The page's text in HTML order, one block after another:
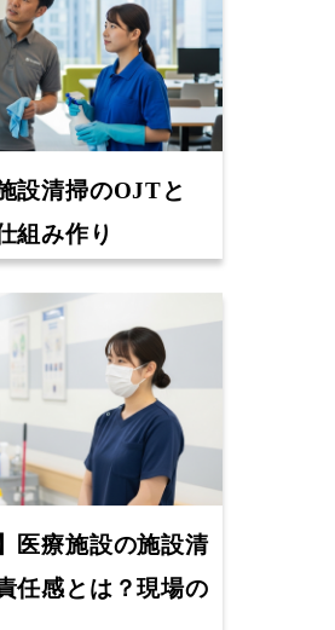
設清掃のOJTと
組み作り
医療施設の施設清
任感とは？現場の